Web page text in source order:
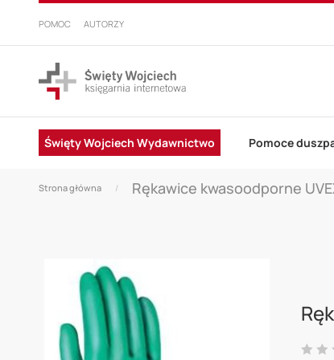
PRZEJDŹ
DO
POMOC AUTORZY
Święty Wojciech Wydawnictwo Pomoce
Strona główna Rękawice kwasoodporne
end